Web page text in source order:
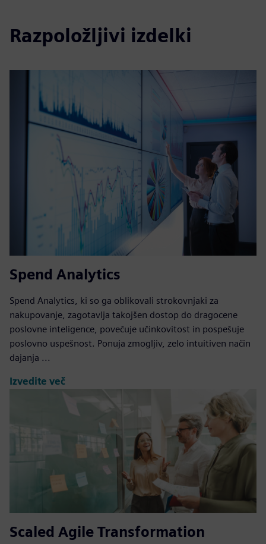
Razpoložljivi izdelki
Spend Analytics
Spend Analytics, ki so ga oblikovali strokovnjaki za
nakupovanje, zagotavlja takojšen dostop do dragocene
poslovne inteligence, povečuje učinkovitost in pospešuje
poslovno uspešnost. Ponuja zmogljiv, zelo intuitiven način
dajanja ...
Izvedite več
Scaled Agile Transformation